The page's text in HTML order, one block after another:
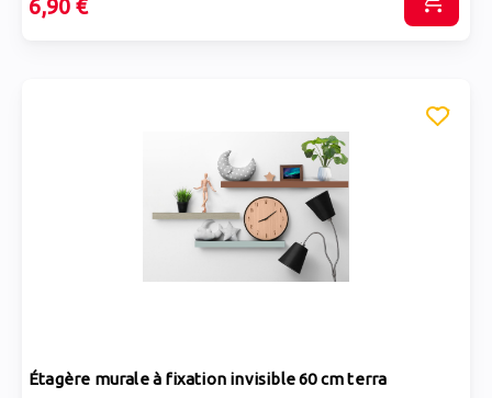
6,90 €
Étagère murale à fixation invisible 60 cm terra